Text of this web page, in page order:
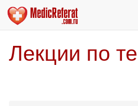
Лекции по